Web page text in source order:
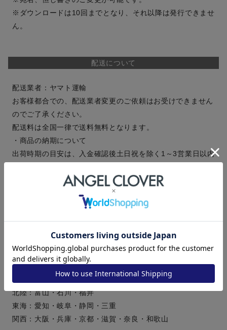
※ダウンロードは10回までとなり、それ以降は発行できませ
ん。
配送について
配送業者：ヤマト運輸
お客様都合での、配送業者変更のご依頼はお受けできません
のでご了承ください。
配送料は全国一律で送料無料となります。
・商品の納期について
出荷時期の目安は、入金確認後土日祝を除く1～3営業日以内
平日の正午(12時)までのご注文は当日出荷いたします。
商品お届けの時間帯は次からご指定頂けます。
【午前中/14時～16時/16時～18時/18時～20時/19時～21
【翌日配達対応可能エリア】
東北：青森・岩手・宮城・秋田・山形・福島
甲信越：新潟・長野・山梨
関東：東京・神奈川・埼玉・千葉・茨城・栃木・群馬
北陸：富山・石川・福井
東海：愛知・岐阜・静岡・三重
関西：大阪・兵庫・京都・滋賀・奈良・和歌山